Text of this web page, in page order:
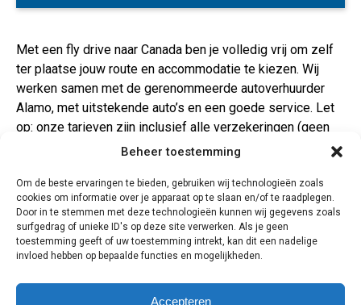
Beheer toestemming
Om de beste ervaringen te bieden, gebruiken wij technologieën zoals
cookies om informatie over je apparaat op te slaan en/of te raadplegen.
Door in te stemmen met deze technologieën kunnen wij gegevens zoals
surfgedrag of unieke ID's op deze site verwerken. Als je geen
toestemming geeft of uw toestemming intrekt, kan dit een nadelige
invloed hebben op bepaalde functies en mogelijkheden.
Accepteren
Met een fly drive naar Canada ben je volledig vrij om zelf
ter plaatse jouw route en accommodatie te kiezen. Wij
werken samen met de gerenommeerde autoverhuurder
Alamo, met uitstekende auto’s en een goede service. Let
op: onze tarieven zijn inclusief alle verzekeringen (geen
eigen risico), extra bestuurder(s) en de eerste tank
weer in in Vancouver.
Vervoer
Je kunt dagelijks vertrekken met KLM. Onze
autohuurprijzen zijn inclusief: ongelimiteerde km’s,
volledige verzekering voor schade, diefstal en WA zonder
eigen risico, belastingen, luchthavenafleveringskosten,
extra bestuurders en de eerste tank benzine. Je hoeft ter